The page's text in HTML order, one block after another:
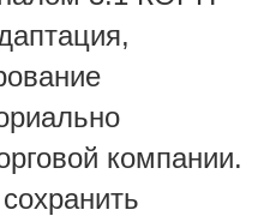
компании.